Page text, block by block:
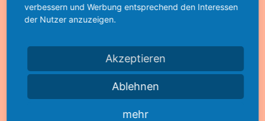
verbessern und Werbung entsprechend den Interessen
der Nutzer anzuzeigen.
Akzeptieren
Ablehnen
mehr